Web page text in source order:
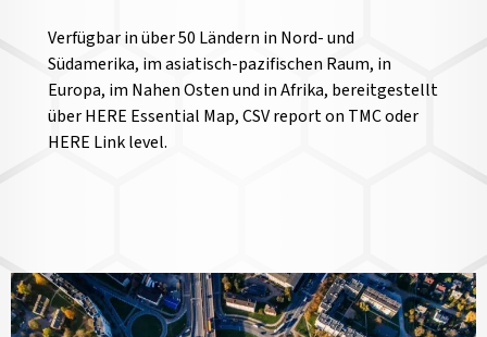
Verfügbar in über 50 Ländern in Nord- und
Südamerika, im asiatisch-pazifischen Raum, in
Europa, im Nahen Osten und in Afrika, bereitgestellt
über HERE Essential Map, CSV report on TMC oder
HERE Link level.